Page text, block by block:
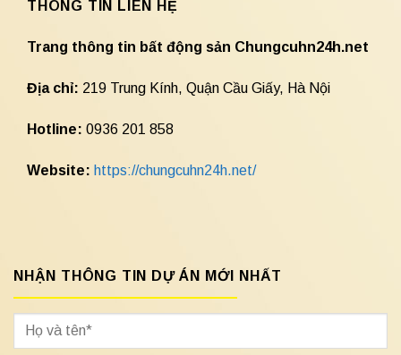
THÔNG TIN LIÊN HỆ
Trang thông tin bất động sản Chungcuhn24h.net
Địa chỉ: 219 Trung Kính, Quận Cầu Giấy, Hà Nội
Hotline: 0936 201 858
Website: https://chungcuhn24h.net/
NHẬN THÔNG TIN DỰ ÁN MỚI NHẤT